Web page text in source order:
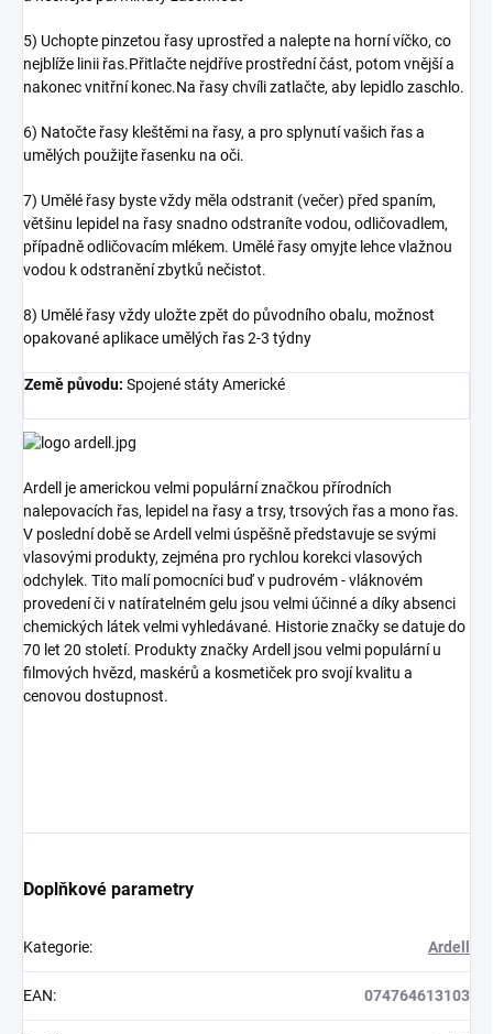
5) Uchopte pinzetou řasy uprostřed a nalepte na horní víčko, co
nejblíže linii řas.Přitlačte nejdříve prostřední část, potom vnější a
nakonec vnitřní konec.Na řasy chvíli zatlačte, aby lepidlo zaschlo.
6) Natočte řasy kleštěmi na řasy, a pro splynutí vašich řas a
umělých použijte řasenku na oči.
7) Umělé řasy byste vždy měla odstranit (večer) před spaním,
většinu lepidel na řasy snadno odstraníte vodou, odličovadlem,
případně odličovacím mlékem. Umělé řasy omyjte lehce vlažnou
vodou k odstranění zbytků nečistot.
8) Umělé řasy vždy uložte zpět do původního obalu, možnost
opakované aplikace umělých řas 2-3 týdny
Země původu: Spojené státy Americké
Ardell je americkou velmi populární značkou přírodních
nalepovacích řas, lepidel na řasy a trsy, trsových řas a mono řas.
V poslední době se Ardell velmi úspěšně představuje se svými
vlasovými produkty, zejména pro rychlou korekci vlasových
odchylek. Tito malí pomocníci buď v pudrovém - vláknovém
provedení či v natíratelném gelu jsou velmi účinné a díky absenci
chemických látek velmi vyhledávané. Historie značky se datuje do
70 let 20 století. Produkty značky Ardell jsou velmi populární u
filmových hvězd, maskérů a kosmetiček pro svojí kvalitu a
cenovou dostupnost.
Doplňkové parametry
Kategorie: Ardell
EAN: 074764613103